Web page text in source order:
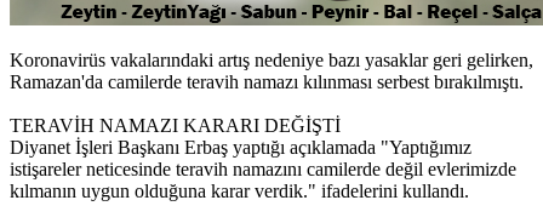
Koronavirüs vakalarındaki artış nedeniye bazı yasaklar geri gelirken,
Ramazan'da camilerde teravih namazı kılınması serbest bırakılmıştı.
TERAVİH NAMAZI KARARI DEĞİŞTİ
Diyanet İşleri Başkanı Erbaş yaptığı açıklamada "Yaptığımız
istişareler neticesinde teravih namazını camilerde değil evlerimizde
kılmanın uygun olduğuna karar verdik." ifadelerini kullandı.